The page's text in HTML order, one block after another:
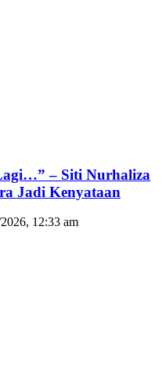
– Siti Nurhaliza
Jadi Kenyataan
12:33 am